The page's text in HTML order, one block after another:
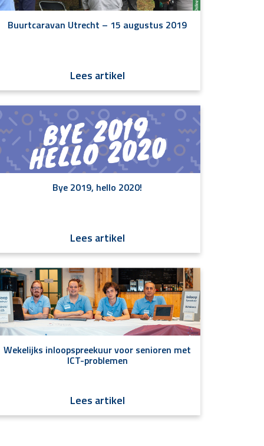
Buurtcaravan Utrecht – 15 augustus 2019
Lees artikel
Bye 2019, hello 2020!
Lees artikel
Wekelijks inloopspreekuur voor senioren met
ICT-problemen
Lees artikel